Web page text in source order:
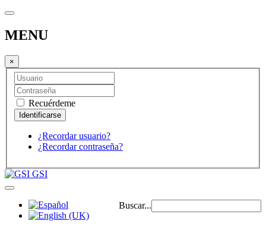
MENU
×
Recuérdeme
¿Recordar usuario?
¿Recordar contraseña?
GSI
Buscar...